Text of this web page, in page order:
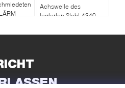
Achswelle des
legierten Stahl-4340,
bearbeitete